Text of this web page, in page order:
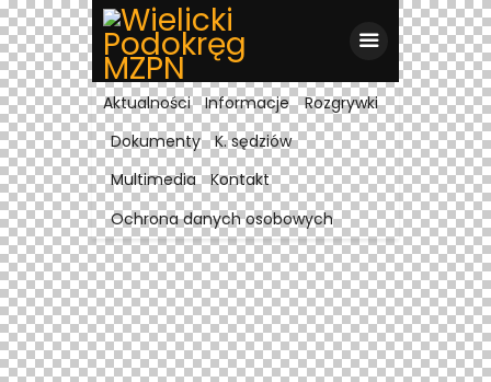
Aktualności Informacje
Rozgrywki
Dokumenty
K. sędziów
Multimedia
Kontakt
Ochrona danych osobowych